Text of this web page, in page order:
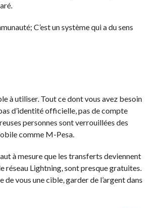
C’est un système qui a du sens
à utiliser. Tout ce dont vous avez besoin
d’identité officielle, pas de compte
personnes sont verrouillées des
comme M-Pesa.
à mesure que les transferts deviennent
réseau Lightning, sont presque gratuites.
de vous une cible, garder de l’argent dans